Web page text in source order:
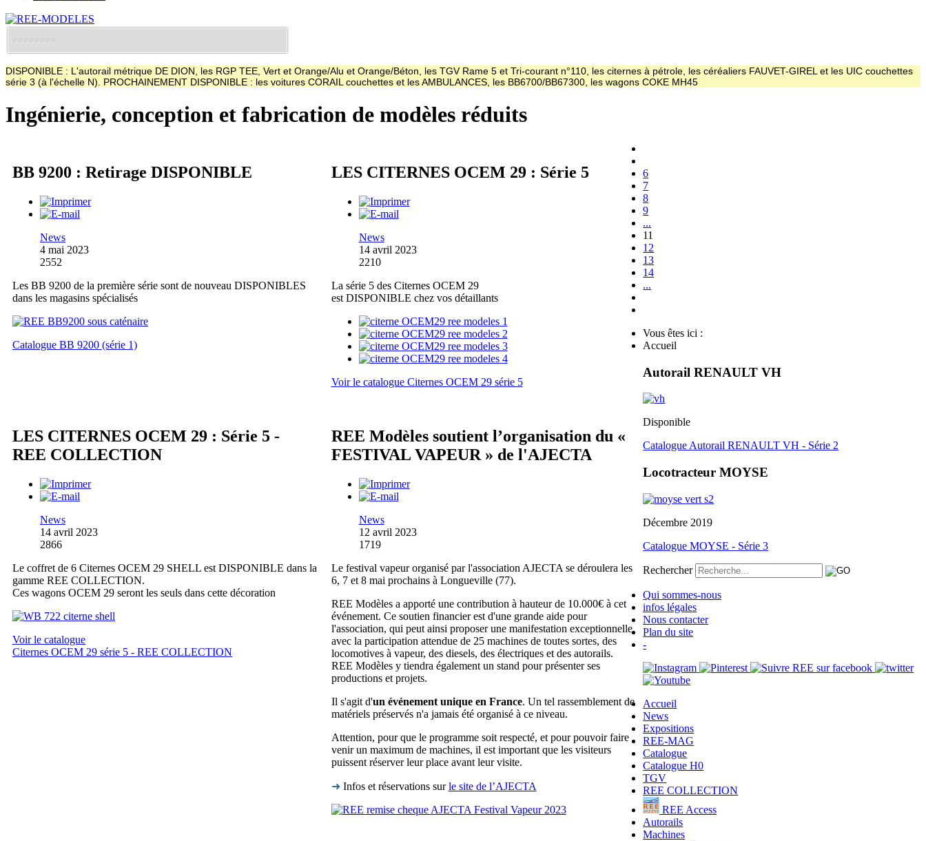
DISPONIBLE : L'autorail métrique DE DION, les RGP TEE, Vert et Orange/Alu et Orange/Béton, les TGV Rame 5 et Tri-courant n°110, les citernes à pétrole, les céréaliers FAUVET-GIREL et les UIC couchettes
série 3 (à l'échelle N). PROCHAINEMENT DISPONIBLE : les voitures CORAIL couchettes et les AMBULANCES, les BB6700/BB67300, les wagons COKE MH45
Ingénierie, conception et fabrication de modèles réduits
BB 9200 : Retirage DISPONIBLE
News
4 mai 2023
2552
Les BB 9200 de la première série sont de nouveau DISPONIBLES
dans les magasins spécialisés
Catalogue BB 9200 (série 1)
LES CITERNES OCEM 29 : Série 5
News
14 avril 2023
2210
La série 5 des Citernes OCEM 29
est DISPONIBLE chez vos détaillants
Voir le catalogue Citernes OCEM 29 série 5
LES CITERNES OCEM 29 : Série 5 -
REE COLLECTION
News
14 avril 2023
2866
Le coffret de 6 Citernes OCEM 29 SHELL est DISPONIBLE dans la
gamme REE COLLECTION.
Ces wagons OCEM 29 seront les seuls dans cette décoration
Voir le catalogue
Citernes OCEM 29 série 5 - REE COLLECTION
REE Modèles soutient l’organisation du «
FESTIVAL VAPEUR » de l'AJECTA
News
12 avril 2023
1719
Le festival vapeur organisé par l'association AJECTA se déroulera les
6, 7 et 8 mai prochains à Longueville (77).
REE Modèles a apporté une contribution à hauteur de 10.000€ à cet
événement. Ce soutien financier est d'une grande aide pour
l'association, qui peut ainsi proposer une manifestation exceptionnelle
avec la participation attendue de 25 machines de toutes sortes, des
locomotives à vapeur, des diesels, des électriques et des autorails.
REE Modèles y tiendra également un stand pour présenter ses
productions et projets.
Il s'agit d'un événement unique en France. Un tel rassemblement de
matériels préservés n'a jamais été organisé à ce niveau.
Attention, pour que le programme soit respecté, et pour pouvoir faire
venir un maximum de machines, il est important que les visiteurs
puissent réserver leur place avant leur visite.
➜ Infos et réservations surle site de l’AJECTA
6
7
8
9
...
11
12
13
14
...
Vous êtes ici :
Accueil
Autorail RENAULT VH
Disponible
Catalogue Autorail RENAULT VH - Série 2
Locotracteur MOYSE
Décembre 2019
Catalogue MOYSE - Série 3
Rechercher
Qui sommes-nous
infos légales
Nous contacter
Plan du site
-
Accueil
News
Expositions
REE-MAG
Catalogue
Catalogue H0
TGV
REE COLLECTION
REE Access
Autorails
Machines